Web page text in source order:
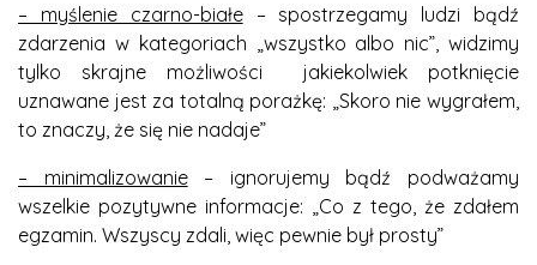
– myślenie czarno-białe– spostrzegamy ludzi bądź
zdarzenia w kategoriach „wszystko albo nic”, widzimy
tylko skrajne możliwości jakiekolwiek potknięcie
uznawane jest za totalną porażkę: „Skoro nie wygrałem,
to znaczy, że się nie nadaje”
– minimalizowanie– ignorujemy bądź podważamy
wszelkie pozytywne informacje: „Co z tego, że zdałem
egzamin. Wszyscy zdali, więc pewnie był prosty”